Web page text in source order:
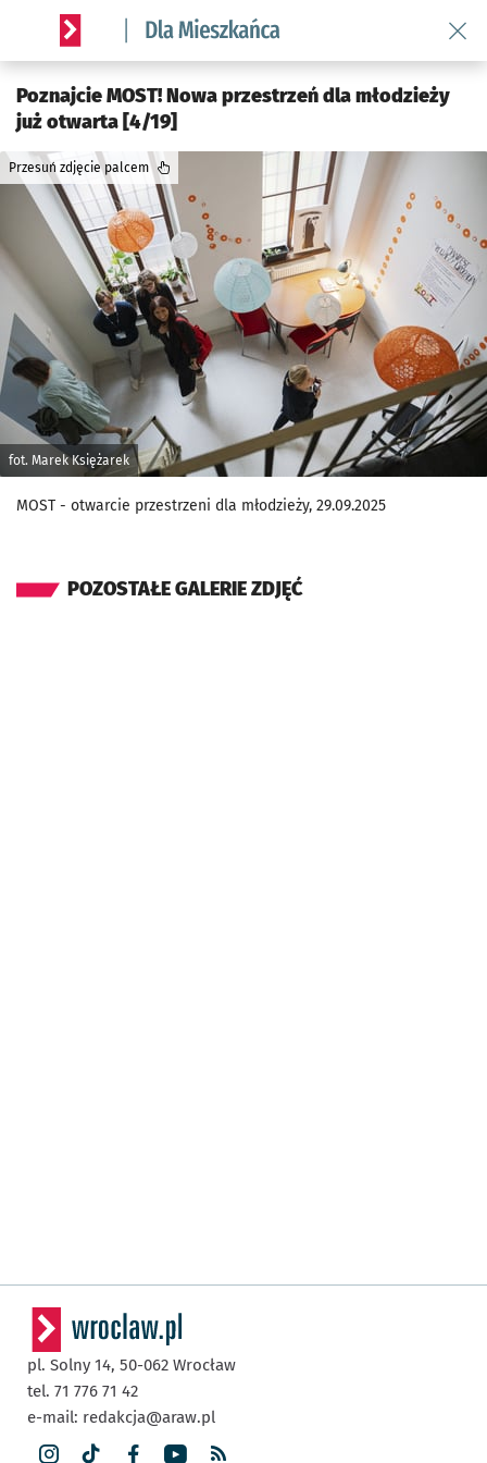
Serwis informacyjny wroclaw.pl podserwis: Dla mieszkańca
Poznajcie MOST! Nowa przestrzeń dla młodzieży
już otwarta [4/19]
fot. Marek Księżarek
Przesuń zdjęcie palcem
MOST - otwarcie przestrzeni dla młodzieży, 29.09.2025
POZOSTAŁE GALERIE ZDJĘĆ
pl. Solny 14, 50-062 Wrocław
tel. 71 776 71 42
e-mail: redakcja@araw.pl